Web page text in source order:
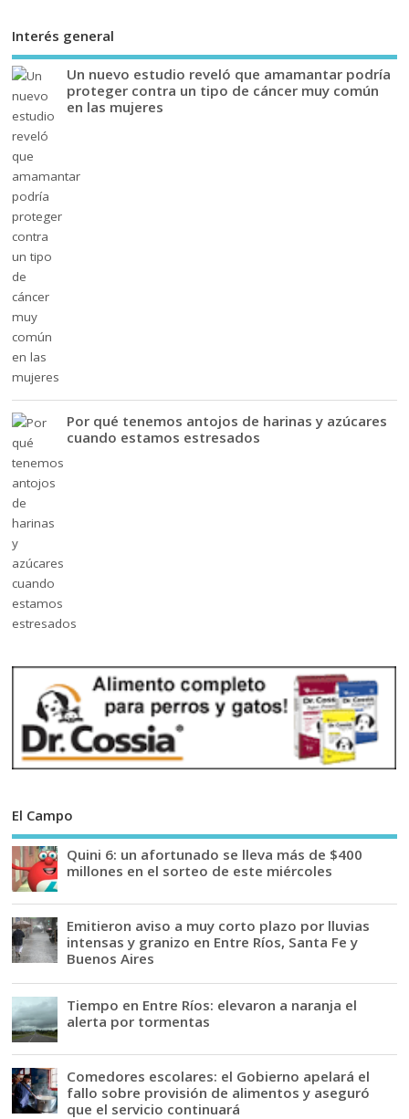
Interés general
Un nuevo estudio reveló que amamantar podría
proteger contra un tipo de cáncer muy común
en las mujeres
Por qué tenemos antojos de harinas y azúcares
cuando estamos estresados
El Campo
Quini 6: un afortunado se lleva más de $400
millones en el sorteo de este miércoles
Emitieron aviso a muy corto plazo por lluvias
intensas y granizo en Entre Ríos, Santa Fe y
Buenos Aires
Tiempo en Entre Ríos: elevaron a naranja el
alerta por tormentas
Comedores escolares: el Gobierno apelará el
fallo sobre provisión de alimentos y aseguró
que el servicio continuará